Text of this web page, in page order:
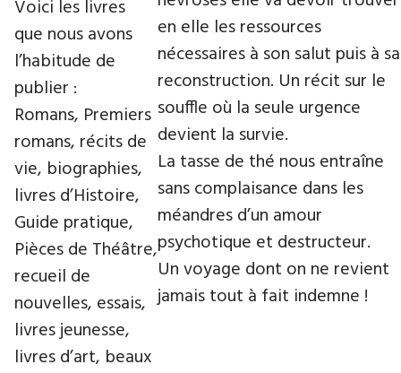
en elle les ressources
nécessaires à son salut puis à sa
reconstruction. Un récit sur le
souffle où la seule urgence
devient la survie.
La tasse de thé nous entraîne
sans complaisance dans les
méandres d’un amour
psychotique et destructeur.
Un voyage dont on ne revient
jamais tout à fait indemne !
Voici les livres
que nous avons
l’habitude de
publier :
Romans, Premiers
romans, récits de
vie, biographies,
livres d’Histoire,
Guide pratique,
Pièces de Théâtre,
recueil de
nouvelles, essais,
livres jeunesse,
livres d’art, beaux